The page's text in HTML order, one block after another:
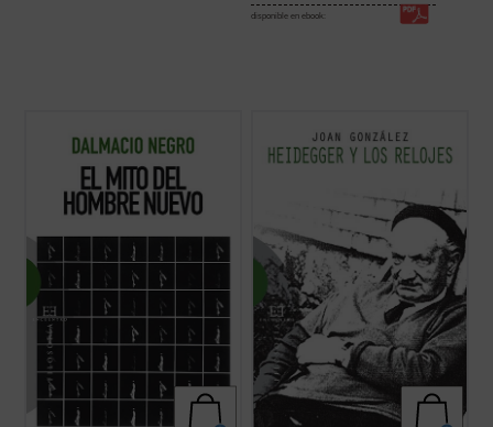
disponible en ebook:
principales antecedentes, concepciones y
tendencias relacionados con la utopía del
hombre nuevo. En este mito, íntimamente
dependiente de la religión secular, el autor
identifica uno de los dogmas ...
(ver ficha)
filosofía del siglo XX ha levantado sobre el
tiempo es la famosa tesis de Heidegger
(ver ficha)